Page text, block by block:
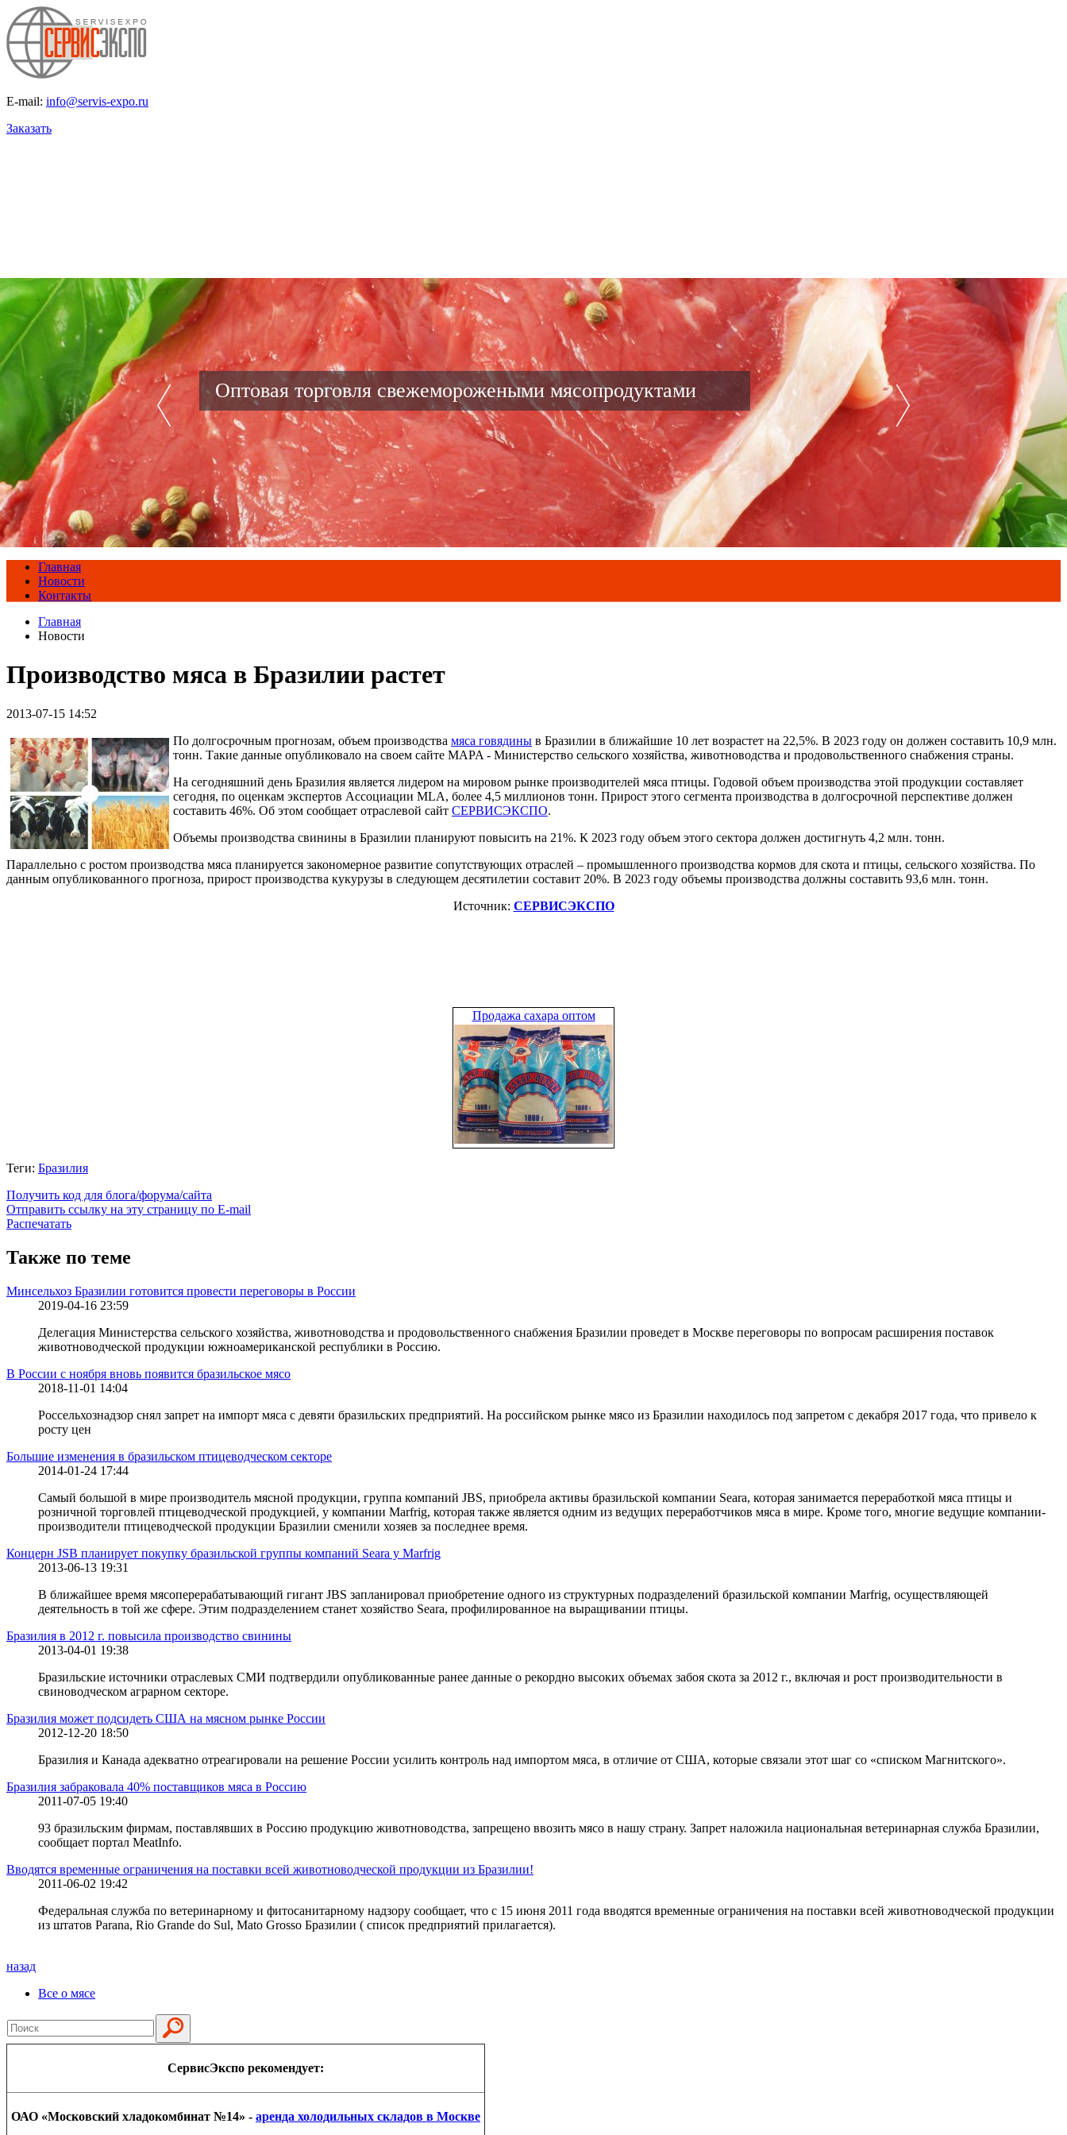
E-mail: info@servis-expo.ru
Заказать
Оптовая торговля свежеморожеными мясопродуктами
Главная
Новости
Контакты
Главная
Новости
Производство мяса в Бразилии растет
2013-07-15 14:52
По долгосрочным прогнозам, объем производства мяса говядины в Бразилии в ближайшие 10 лет возрастет на 22,5%. В 2023 году он должен составить 10,9 млн.
тонн. Такие данные опубликовало на своем сайте MAPA - Министерство сельского хозяйства, животноводства и продовольственного снабжения страны.
На сегодняшний день Бразилия является лидером на мировом рынке производителей мяса птицы. Годовой объем производства этой продукции составляет
сегодня, по оценкам экспертов Ассоциации MLA, более 4,5 миллионов тонн. Прирост этого сегмента производства в долгосрочной перспективе должен
составить 46%. Об этом сообщает отраслевой сайт СЕРВИСЭКСПО.
Объемы производства свинины в Бразилии планируют повысить на 21%. К 2023 году объем этого сектора должен достигнуть 4,2 млн. тонн.
Параллельно с ростом производства мяса планируется закономерное развитие сопутствующих отраслей – промышленного производства кормов для скота и птицы, сельского хозяйства. По
данным опубликованного прогноза, прирост производства кукурузы в следующем десятилетии составит 20%. В 2023 году объемы производства должны составить 93,6 млн. тонн.
Источник: СЕРВИСЭКСПО
Продажа сахара оптом
Теги: Бразилия
Получить код для блога/форума/сайта
Отправить ссылку на эту страницу по E-mail
Распечатать
Также по теме
Минсельхоз Бразилии готовится провести переговоры в России
2019-04-16 23:59
Делегация Министерства сельского хозяйства, животноводства и продовольственного снабжения Бразилии проведет в Москве переговоры по вопросам расширения поставок
животноводческой продукции южноамериканской республики в Россию.
В России с ноября вновь появится бразильское мясо
2018-11-01 14:04
Россельхознадзор снял запрет на импорт мяса с девяти бразильских предприятий. На российском рынке мясо из Бразилии находилось под запретом с декабря 2017 года, что привело к
росту цен
Большие изменения в бразильском птицеводческом секторе
2014-01-24 17:44
Самый большой в мире производитель мясной продукции, группа компаний JBS, приобрела активы бразильской компании Seara, которая занимается переработкой мяса птицы и
розничной торговлей птицеводческой продукцией, у компании Marfrig, которая также является одним из ведущих переработчиков мяса в мире. Кроме того, многие ведущие компании-
производители птицеводческой продукции Бразилии сменили хозяев за последнее время.
Концерн JSB планирует покупку бразильской группы компаний Seara у Marfrig
2013-06-13 19:31
В ближайшее время мясоперерабатывающий гигант JBS запланировал приобретение одного из структурных подразделений бразильской компании Marfrig, осуществляющей
деятельность в той же сфере. Этим подразделением станет хозяйство Seara, профилированное на выращивании птицы.
Бразилия в 2012 г. повысила производство свинины
2013-04-01 19:38
Бразильские источники отраслевых СМИ подтвердили опубликованные ранее данные о рекордно высоких объемах забоя скота за 2012 г., включая и рост производительности в
свиноводческом аграрном секторе.
Бразилия может подсидеть США на мясном рынке России
2012-12-20 18:50
Бразилия и Канада адекватно отреагировали на решение России усилить контроль над импортом мяса, в отличие от США, которые связали этот шаг со «списком Магнитского».
Бразилия забраковала 40% поставщиков мяса в Россию
2011-07-05 19:40
93 бразильским фирмам, поставлявших в Россию продукцию животноводства, запрещено ввозить мясо в нашу страну. Запрет наложила национальная ветеринарная служба Бразилии,
сообщает портал MeatInfo.
Вводятся временные ограничения на поставки всей животноводческой продукции из Бразилии!
2011-06-02 19:42
Федеральная служба по ветеринарному и фитосанитарному надзору сообщает, что с 15 июня 2011 года вводятся временные ограничения на поставки всей животноводческой продукции
из штатов Parana, Rio Grande do Sul, Mato Grosso Бразилии ( список предприятий прилагается).
назад
Все о мясе
СервисЭкспо рекомендует:
ОАО «Московский хладокомбинат №14» - аренда холодильных складов в Москве